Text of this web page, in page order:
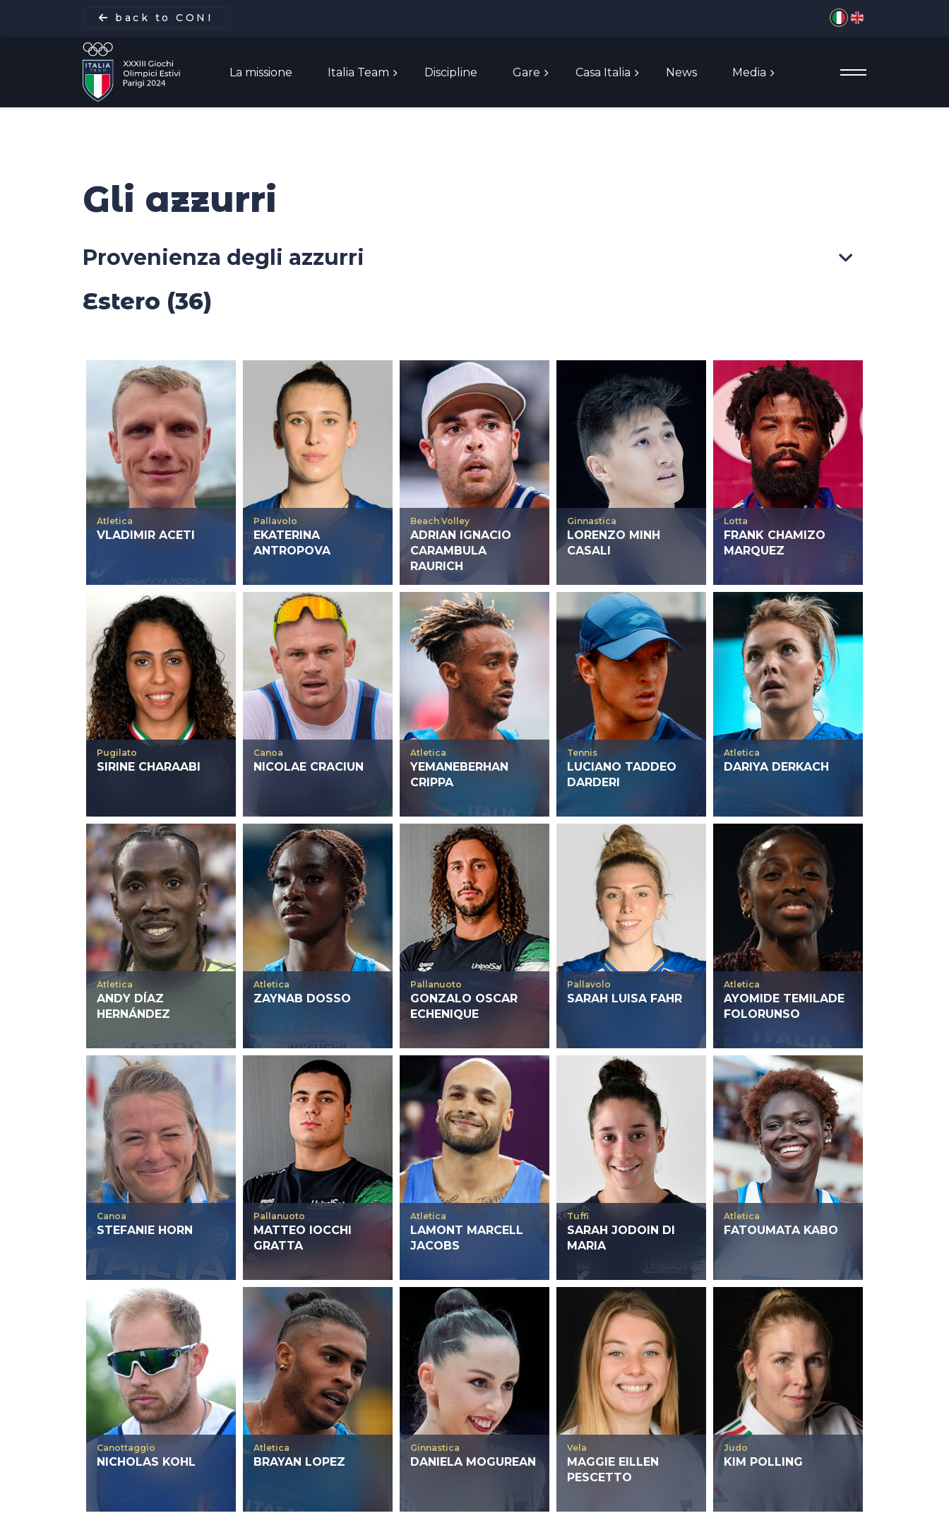
back to CONI Seleziona la tua lingua
La missione Italia Team Discipline Gare Casa Italia News Media
Italia Team
Discipline
Gare
News
Media
Gli azzurri
Provenienza degli azzurri
Estero (36)
Atletica
VLADIMIR ACETI
Pallavolo
EKATERINA
ANTROPOVA
Beach Volley
ADRIAN IGNACIO
CARAMBULA
RAURICH
Ginnastica
LORENZO MINH
CASALI
Lotta
FRANK CHAMIZO
MARQUEZ
Pugilato
SIRINE CHARAABI
Canoa
NICOLAE CRACIUN
Atletica
YEMANEBERHAN
CRIPPA
Tennis
LUCIANO TADDEO
DARDERI
Atletica
DARIYA DERKACH
Atletica
ANDY DÍAZ
HERNÁNDEZ
Atletica
ZAYNAB DOSSO
Pallanuoto
GONZALO OSCAR
ECHENIQUE
Pallavolo
SARAH LUISA FAHR
Atletica
AYOMIDE TEMILADE
FOLORUNSO
Canoa
STEFANIE HORN
Pallanuoto
MATTEO IOCCHI
GRATTA
Atletica
LAMONT MARCELL
JACOBS
Tuffi
SARAH JODOIN DI
MARIA
Atletica
FATOUMATA KABO
Canottaggio
NICHOLAS KOHL
Atletica
BRAYAN LOPEZ
Ginnastica
DANIELA MOGUREAN
Vela
MAGGIE EILLEN
PESCETTO
Judo
KIM POLLING